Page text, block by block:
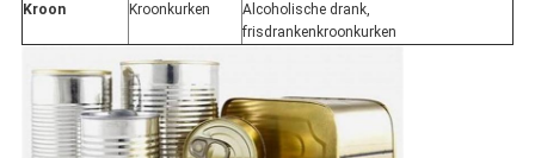
Kroon
Kroonkurken
Alcoholische drank,
frisdrankenkroonkurken